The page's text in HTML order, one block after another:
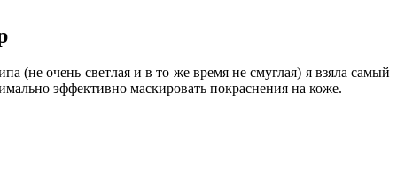
(не очень светлая и в то же время не смуглая) я взяла самый
эффективно маскировать покраснения на коже.